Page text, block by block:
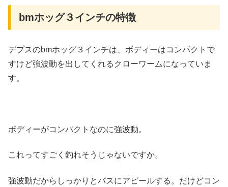
bmホッグ３インチの特徴
デプスのbmホッグ３インチは、ボディーはコンパクトで
すけど強波動を出してくれるクローワームになっていま
す。
ボディーがコンパクトなのに強波動。
これってすごく釣れそうじゃないですか。
強波動だからしっかりとバスにアピールする。だけどコン